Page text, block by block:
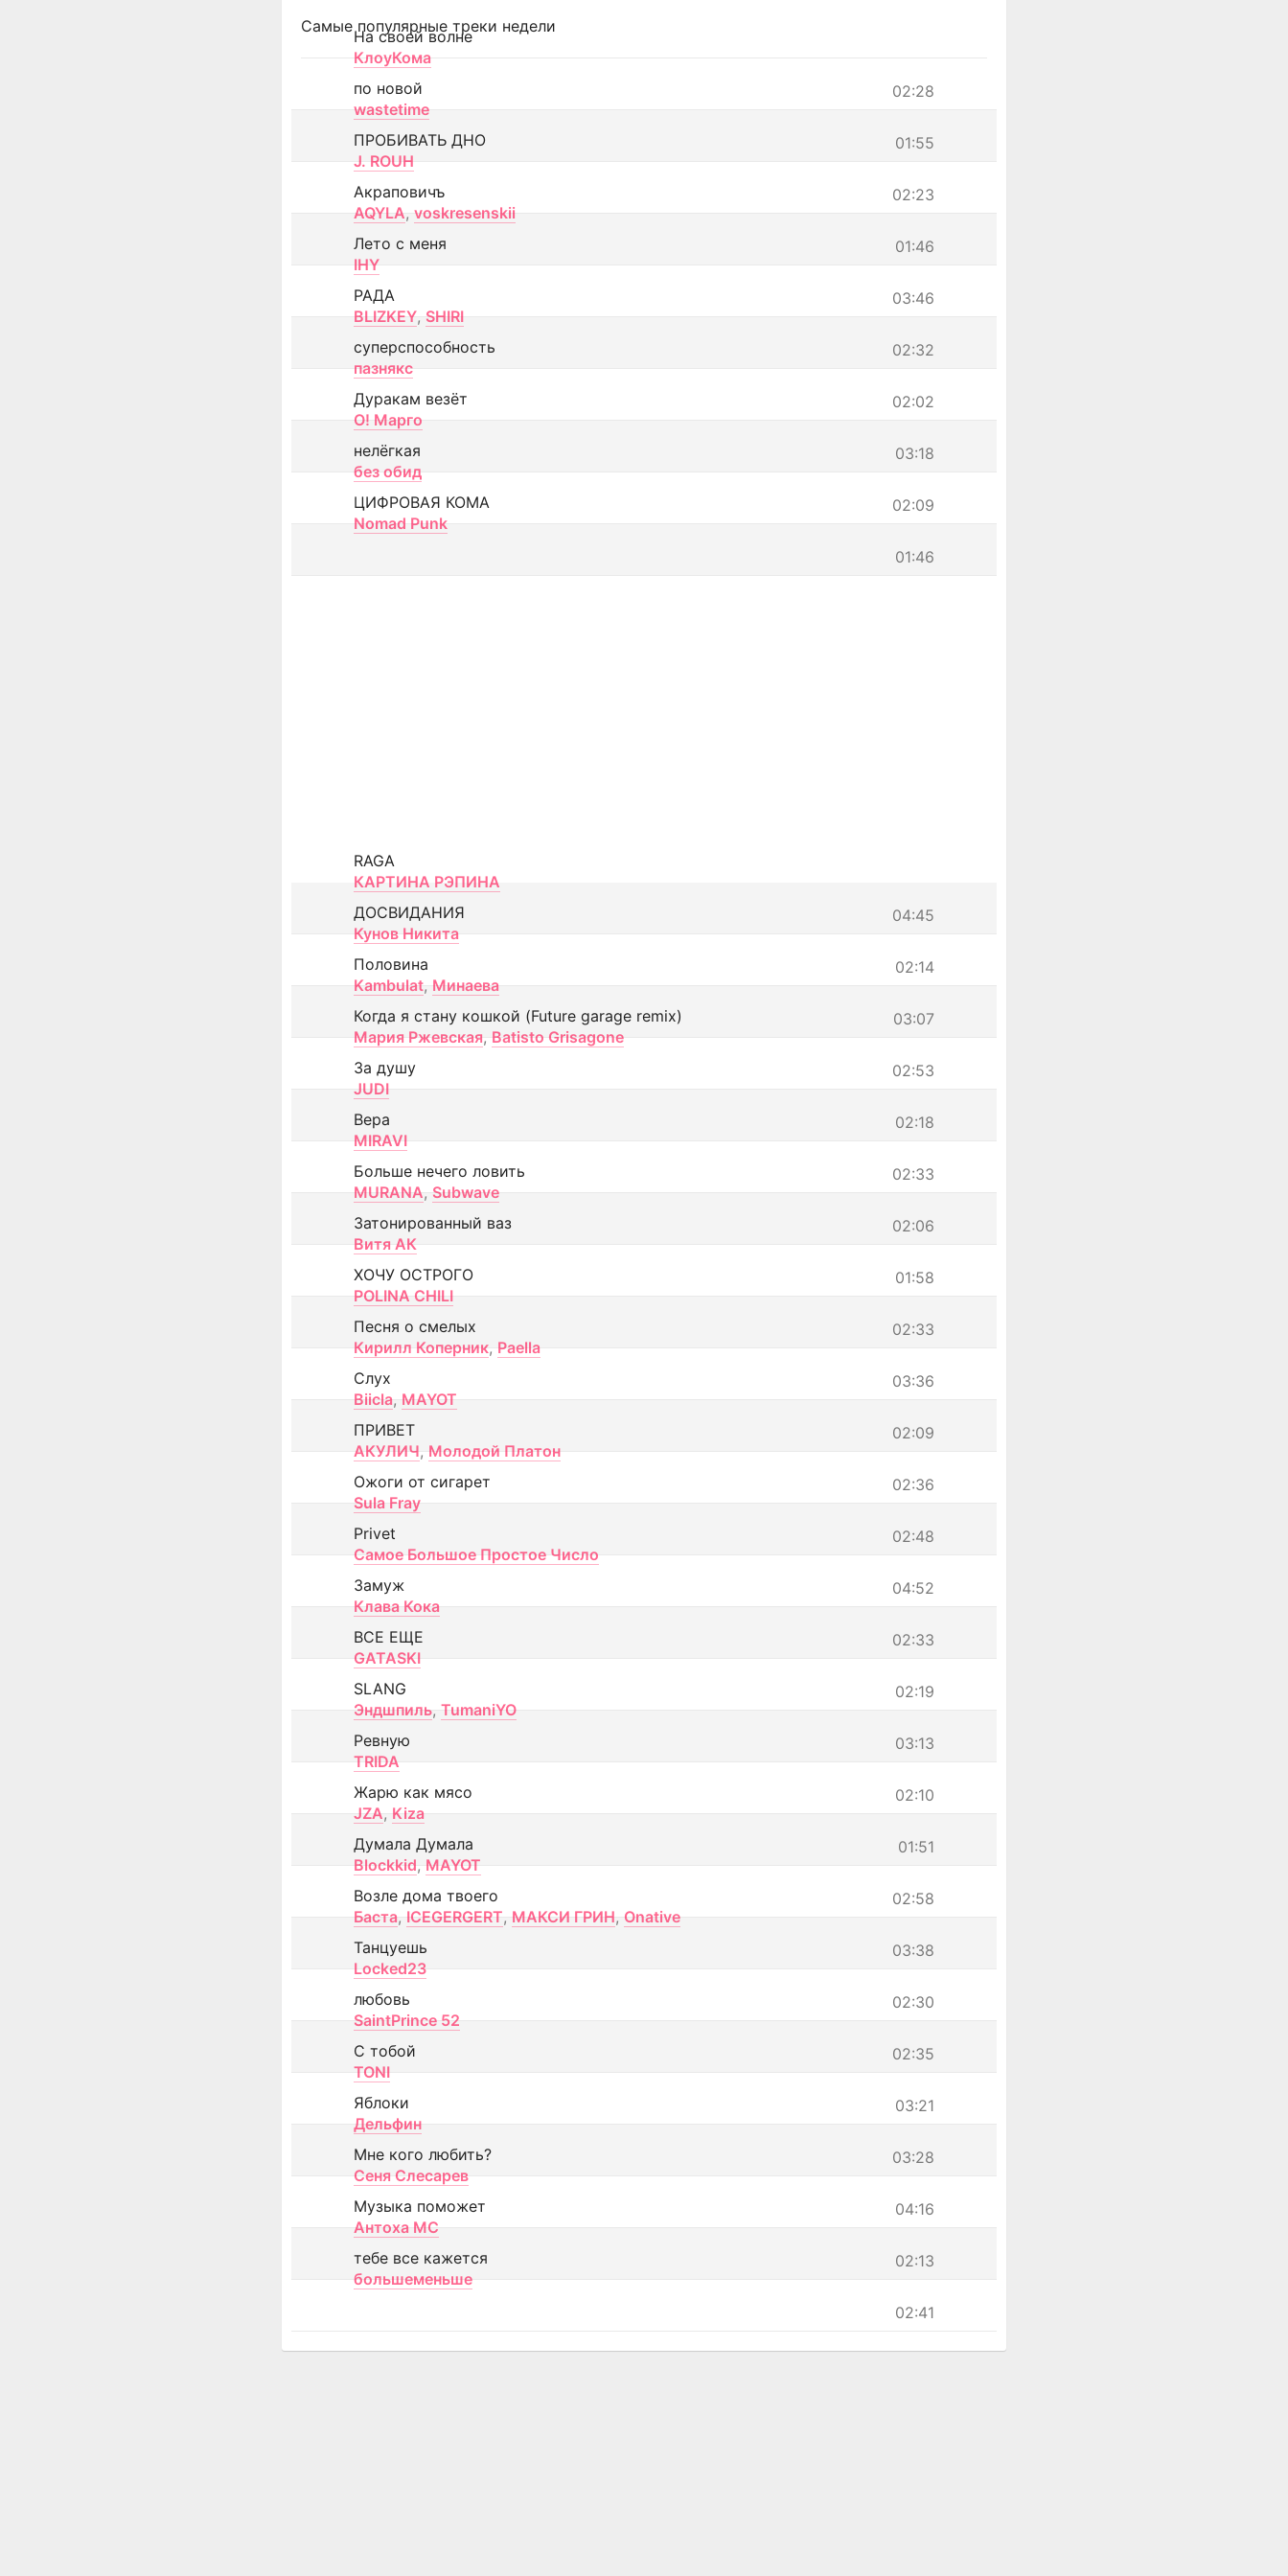
Самые популярные треки недели
На своей волне
КлоуКома
02:28
по новой
wastetime
01:55
ПРОБИВАТЬ ДНО
J. ROUH
02:23
Акраповичъ
AQYLA, voskresenskii
01:46
Лето с меня
IHY
03:46
РАДА
BLIZKEY, SHIRI
02:32
суперспособность
пазнякс
02:02
Дуракам везёт
О! Марго
03:18
нелёгкая
без обид
02:09
ЦИФРОВАЯ КОМА
Nomad Punk
01:46
RAGA
КАРТИНА РЭПИНА
04:45
ДОСВИДАНИЯ
Кунов Никита
02:14
Половина
Kambulat, Минаева
03:07
Когда я стану кошкой (Future garage remix)
Мария Ржевская, Batisto Grisagone
02:53
За душу
JUDI
02:18
Вера
MIRAVI
02:33
Больше нечего ловить
MURANA, Subwave
02:06
Затонированный ваз
Витя АК
01:58
ХОЧУ ОСТРОГО
POLINA CHILI
02:33
Песня о смелых
Кирилл Коперник, Paella
03:36
Слух
Biicla, MAYOT
02:09
ПРИВЕТ
АКУЛИЧ, Молодой Платон
02:36
Ожоги от сигарет
Sula Fray
02:48
Privet
Самое Большое Простое Число
04:52
Замуж
Клава Кока
02:33
ВСЕ ЕЩЕ
GATASKI
02:19
SLANG
Эндшпиль, TumaniYO
03:13
Ревную
TRIDA
02:10
Жарю как мясо
JZA, Kiza
01:51
Думала Думала
Blockkid, MAYOT
02:58
Возле дома твоего
Баста, ICEGERGERT, МАКСИ ГРИН, Onative
03:38
Танцуешь
Locked23
02:30
любовь
SaintPrince 52
02:35
С тобой
TONI
03:21
Яблоки
Дельфин
03:28
Мне кого любить?
Сеня Слесарев
04:16
Музыка поможет
Антоха МС
02:13
тебе все кажется
большеменьше
02:41